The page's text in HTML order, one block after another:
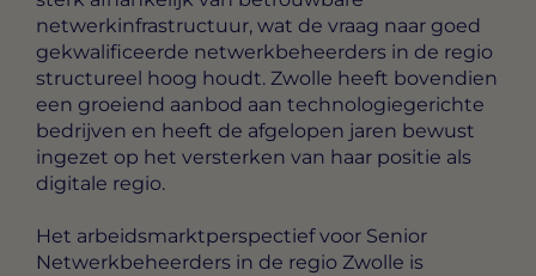
netwerkinfrastructuur, wat de vraag naar goed
gekwalificeerde netwerkbeheerders in de regio
structureel hoog houdt. Zwolle heeft bovendien
een groeiend aanbod aan technologiegerichte
bedrijven en heeft de afgelopen jaren bewust
ingezet op het versterken van haar positie als
digitale regio.
Het arbeidsmarktperspectief voor Senior
Netwerkbeheerders in de regio Zwolle is